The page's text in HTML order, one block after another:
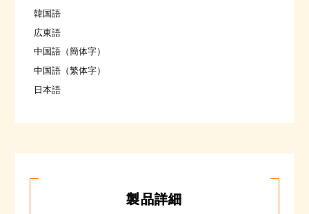
韓国語
広東語
中国語（簡体字）
中国語（繁体字）
日本語
製品詳細